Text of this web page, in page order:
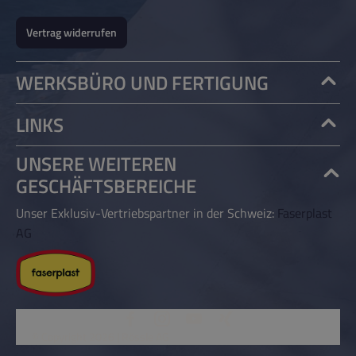
Vertrag widerrufen
WERKSBÜRO UND FERTIGUNG
LINKS
UNSERE WEITEREN
GESCHÄFTSBEREICHE
Unser Exklusiv-Vertriebspartner in der Schweiz: Faserplast
AG